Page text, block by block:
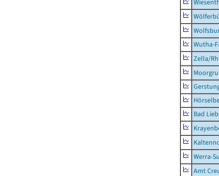
Wutha-
Zella/
Bad
Werra-
Amt